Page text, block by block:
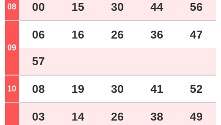
08 00 15 30 44 56
09
06 16 26 36 47
57
10 08 19 30 41 52
03 14 26 38 49